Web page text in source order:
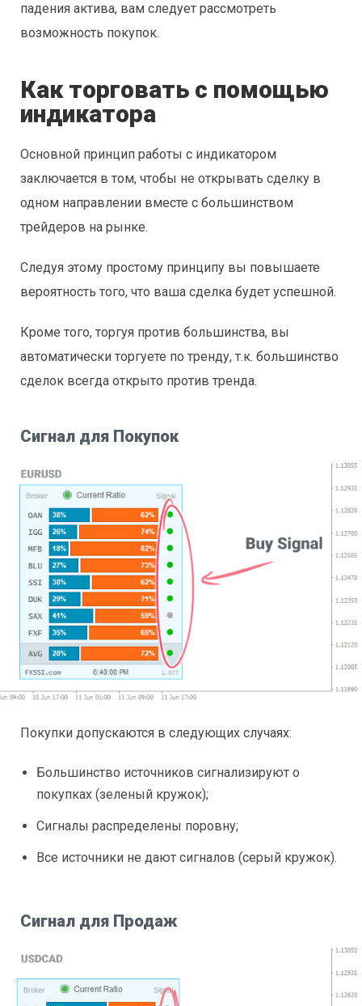
падения актива, вам следует рассмотреть
возможность покупок.
Как торговать с помощью
индикатора
Основной принцип работы с индикатором
заключается в том, чтобы не открывать сделку в
одном направлении вместе с большинством
трейдеров на рынке.
Следуя этому простому принципу вы повышаете
вероятность того, что ваша сделка будет успешной.
Кроме того, торгуя против большинства, вы
автоматически торгуете по тренду, т.к. большинство
сделок всегда открыто против тренда.
Сигнал для Покупок
Покупки допускаются в следующих случаях:
Большинство источников сигнализируют о
покупках (зеленый кружок);
Сигналы распределены поровну;
Все источники не дают сигналов (серый кружок).
Сигнал для Продаж